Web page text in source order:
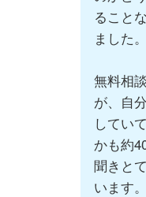
ること
ました。
無料相
が、自
してい
かも約
聞きと
います。